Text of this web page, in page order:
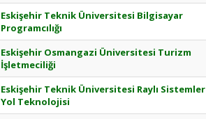
Eskişehir Teknik Üniversitesi Bilgisayar
Programcılığı
Eskişehir Osmangazi Üniversitesi Turizm
İşletmeciliği
Eskişehir Teknik Üniversitesi Raylı Sistemler
Yol Teknolojisi